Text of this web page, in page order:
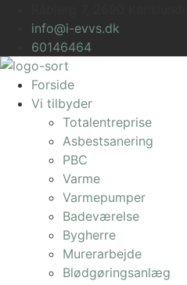
indhold
info@i-evvs.dk
60146464
Forside
Vi tilbyder
Totalentreprise
Asbestsanering
PBC
Varme
Varmepumper
Badeværelse
Bygherre
Murerarbejde
Blødgøringsanlæg